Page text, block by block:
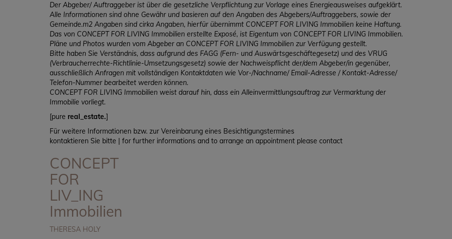
Der Abgeber/ Auftraggeber ist über die gesetzliche Verpflichtung zur Vorlage eines Energieausweises aufgeklärt.
Alle Informationen sind ohne Gewähr und basieren auf den Angaben des Abgebers/Auftraggebers, sowie der
Gemeinde.m2 Angaben sind cirka Angaben, hierfür übernimmt CONCEPT FOR LIVING Immobilien keine Haftung.
Das von CONCEPT FOR LIVING Immobilien erstellte Exposé, ist Eigentum von CONCEPT FOR LIVING Immobilien.
Pläne und Photos wurden vom Abgeber an CONCEPT FOR LIVING Immobilien zur Verfügung gestellt.
Bitte haben Sie Verständnis, dass aufgrund des FAGG (Fern- und Auswärtsgeschäftegesetz) und des VRUG
(Verbraucherrechte-Richtlinie-Umsetzungsgesetz) sowie der Nachweispflicht der/dem Abgeber/in gegenüber,
ausschließlich Anfragen mit vollständigen Kontaktdaten wie Vor-/Nachname/ Email-Adresse / Kontakt-Adresse/
Telefon-Nummer bearbeitet werden können.
CONCEPT FOR LIVING Immobilien weist darauf hin, dass ein Alleinvermittlungsauftrag zur Vermarktung der
Immobilie vorliegt.
[pure real_estate.]
Für weitere Informationen bzw. zur Vereinbarung eines Besichtigungstermines
kontaktieren Sie bitte | for further informations and to arrange an appointment please contact
CONCEPT
FOR
LIV_ING
Immobilien
THERESA HOLY